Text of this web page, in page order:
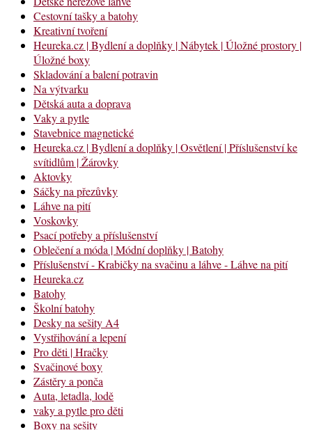
Cestovní tašky a batohy
Kreativní tvoření
Heureka.cz | Bydlení a doplňky | Nábytek | Úložné prostory |
Úložné boxy
Skladování a balení potravin
Na výtvarku
Dětská auta a doprava
Vaky a pytle
Stavebnice magnetické
Heureka.cz | Bydlení a doplňky | Osvětlení | Příslušenství ke
svítidlům | Žárovky
Aktovky
Sáčky na přezůvky
Láhve na pití
Voskovky
Psací potřeby a příslušenství
Oblečení a móda | Módní doplňky | Batohy
Příslušenství - Krabičky na svačinu a láhve - Láhve na pití
Heureka.cz
Batohy
Školní batohy
Desky na sešity A4
Vystřihování a lepení
Pro děti | Hračky
Svačinové boxy
Zástěry a ponča
Auta, letadla, lodě
vaky a pytle pro děti
Boxy na sešity